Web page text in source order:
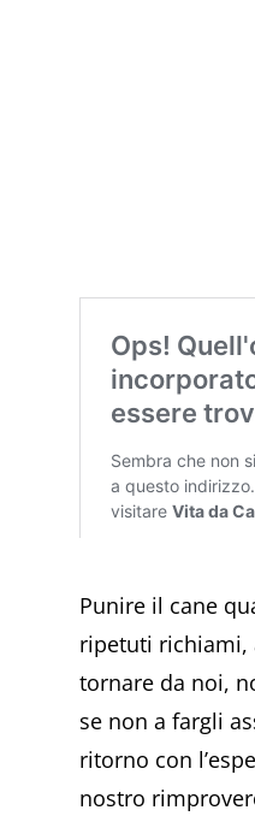
Punire il cane
ripetuti richiami,
tornare da noi,
se non a fargli
ritorno con
nostro